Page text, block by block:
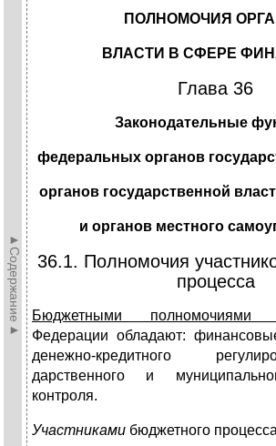
►Содержание►
ПОЛНОМОЧИЯ
ВЛАСТИ В СФЕРЕ
Глава 36
Законодательные
федеральных органов
органов государственной
и органов местного
36.1. Полномочия
процесса
Бюджетными полномочиями
Федерации обладают:
денежно-кредитного
дарственного и
контроля.
Участниками бюджетного